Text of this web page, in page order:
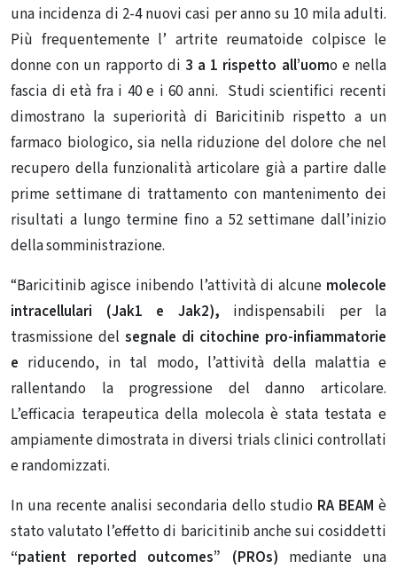
una incidenza di 2-4 nuovi casi per anno su 10 mila adulti.
Più frequentemente l’ artrite reumatoide colpisce le
donne con un rapporto di 3 a 1 rispetto all’uomo e nella
fascia di età fra i 40 e i 60 anni. Studi scientifici recenti
dimostrano la superiorità di Baricitinib rispetto a un
farmaco biologico, sia nella riduzione del dolore che nel
recupero della funzionalità articolare già a partire dalle
prime settimane di trattamento con mantenimento dei
risultati a lungo termine fino a 52 settimane dall’inizio
della somministrazione.
“Baricitinib agisce inibendo l’attività di alcune molecole
intracellulari (Jak1 e Jak2), indispensabili per la
trasmissione del segnale di citochine pro-infiammatorie
e riducendo, in tal modo, l’attività della malattia e
rallentando la progressione del danno articolare.
L’efficacia terapeutica della molecola è stata testata e
ampiamente dimostrata in diversi trials clinici controllati
e randomizzati.
In una recente analisi secondaria dello studio RA BEAM è
stato valutato l’effetto di baricitinib anche sui cosiddetti
“patient reported outcomes” (PROs) mediante una